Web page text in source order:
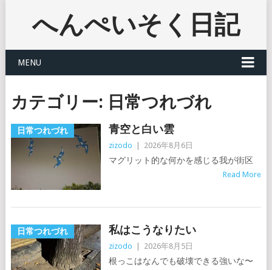
へんぺいそく日記
MENU
カテゴリー: 日常つれづれ
日常つれづれ 青空と白い雲
zizodo 2026年8月6日
マグリット的な何かを感じる我が街区
Read More
日常つれづれ 私はこうなりたい
zizodo 2026年8月5日
根っこはなんでも破壊できる強いな〜